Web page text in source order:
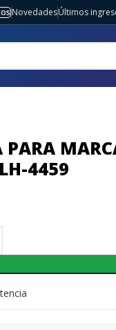
NovedadesÚltimos
4459